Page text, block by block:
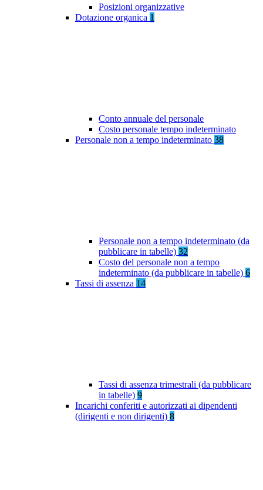
Posizioni organizzative
Dotazione organica 1
Conto annuale del personale
Costo personale tempo indeterminato
Personale non a tempo indeterminato 38
Personale non a tempo indeterminato (da
pubblicare in tabelle) 32
Costo del personale non a tempo
indeterminato (da pubblicare in tabelle) 6
Tassi di assenza 14
Tassi di assenza trimestrali (da pubblicare
in tabelle) 9
Incarichi conferiti e autorizzati ai dipendenti
(dirigenti e non dirigenti) 8